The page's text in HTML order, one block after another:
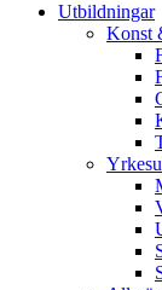
Utbildningar
Konst